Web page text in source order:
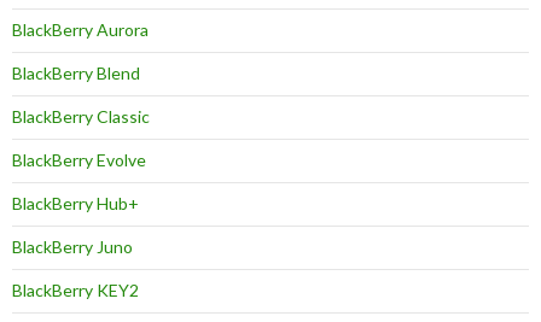
BlackBerry Aurora
BlackBerry Blend
BlackBerry Classic
BlackBerry Evolve
BlackBerry Hub+
BlackBerry Juno
BlackBerry KEY2